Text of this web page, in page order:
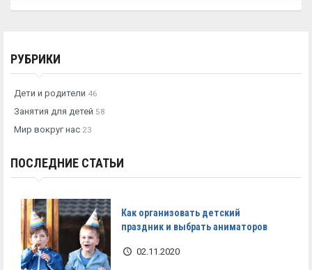
РУБРИКИ
Дети и родители 46
Занятия для детей 58
Мир вокруг нас 23
ПОСЛЕДНИЕ СТАТЬИ
Как организовать детский
праздник и выбрать аниматоров
02.11.2020